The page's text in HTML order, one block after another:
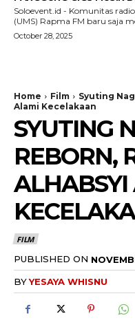
Soloevent.id - Komunitas
(UMS) Rapma FM baru saja
October 28, 2025